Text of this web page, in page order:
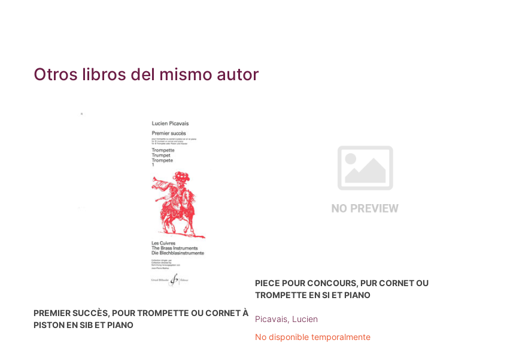
Otros libros del mismo autor
PREMIER SUCCÈS, POUR TROMPETTE OU CORNET À
PISTON EN SIB ET PIANO
PIECE POUR CONCOURS, PUR CORNET OU
TROMPETTE EN SI ET PIANO
Picavais, Lucien
No disponible temporalmente